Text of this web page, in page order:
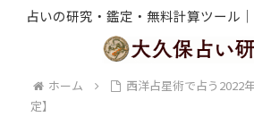
占いの研究・鑑定・無料計算ツール
ホーム
西洋占星術で占う2022
定】